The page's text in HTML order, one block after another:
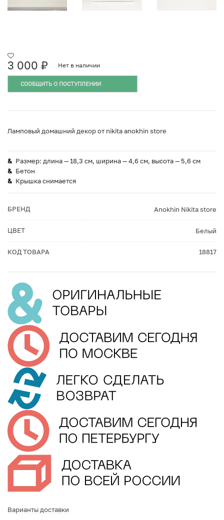
3 000 ₽ Нет в наличии
СООБЩИТЬ О ПОСТУПЛЕНИИ
Ламповый домашний декор от nikita anokhin store
Размер: длина — 18,3 см, ширина — 4,6 см, высота — 5,6 см
Бетон
Крышка снимается
БРЕНД Anokhin Nikita store
ЦВЕТ Белый
КОД ТОВАРА 18817
Варианты доставки